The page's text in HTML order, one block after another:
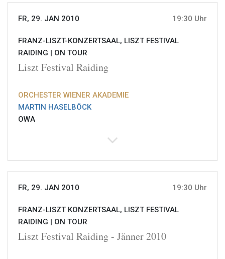
FR, 29. JAN 2010 19:30 Uhr
FRANZ-LISZT-KONZERTSAAL, LISZT FESTIVAL
RAIDING | ON TOUR
Liszt Festival Raiding
ORCHESTER WIENER AKADEMIE
MARTIN HASELBÖCK
OWA
FR, 29. JAN 2010 19:30 Uhr
FRANZ-LISZT KONZERTSAAL, LISZT FESTIVAL
RAIDING | ON TOUR
Liszt Festival Raiding - Jänner 2010